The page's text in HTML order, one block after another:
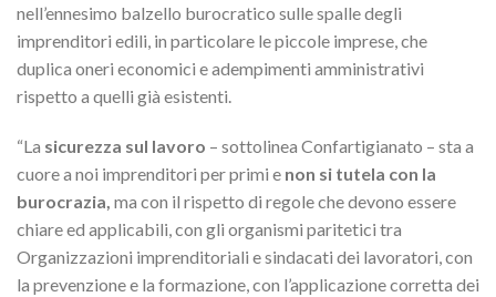
nell’ennesimo balzello burocratico sulle spalle degli
imprenditori edili, in particolare le piccole imprese, che
duplica oneri economici e adempimenti amministrativi
rispetto a quelli già esistenti.
“La sicurezza sul lavoro – sottolinea Confartigianato – sta a
cuore a noi imprenditori per primi e non si tutela con la
burocrazia, ma con il rispetto di regole che devono essere
chiare ed applicabili, con gli organismi paritetici tra
Organizzazioni imprenditoriali e sindacati dei lavoratori, con
la prevenzione e la formazione, con l’applicazione corretta dei